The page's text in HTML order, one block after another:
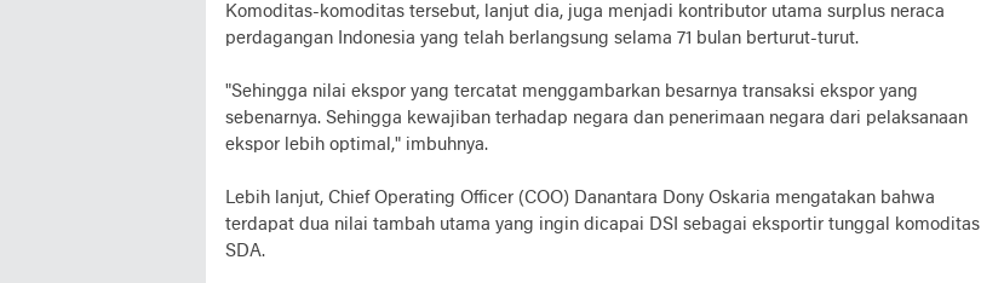
Komoditas-komoditas tersebut, lanjut dia, juga menjadi kontributor utama surplus neraca
perdagangan Indonesia yang telah berlangsung selama 71 bulan berturut-turut.
"Sehingga nilai ekspor yang tercatat menggambarkan besarnya transaksi ekspor yang
sebenarnya. Sehingga kewajiban terhadap negara dan penerimaan negara dari pelaksanaan
ekspor lebih optimal," imbuhnya.
Lebih lanjut, Chief Operating Officer (COO) Danantara Dony Oskaria mengatakan bahwa
terdapat dua nilai tambah utama yang ingin dicapai DSI sebagai eksportir tunggal komoditas
SDA.